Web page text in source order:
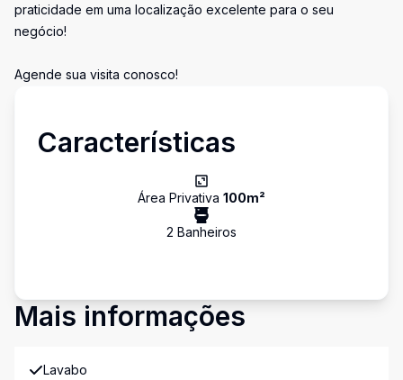
praticidade em uma localização excelente para o seu
negócio!
Agende sua visita conosco!
Características
Área Privativa 100m²
2 Banheiros
Mais informações
Lavabo